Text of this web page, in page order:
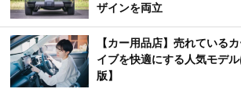
ザインを両立
【カー用品店】売れている
イブを快適にする人気モデ
版】